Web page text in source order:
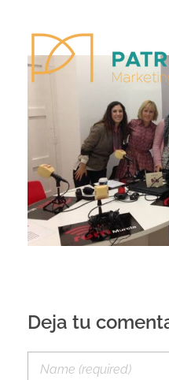
Patricia Magro - Comunicación y marketing inmobiliario
Aunque nunca me callo, guardo un par de secretos
Deja tu